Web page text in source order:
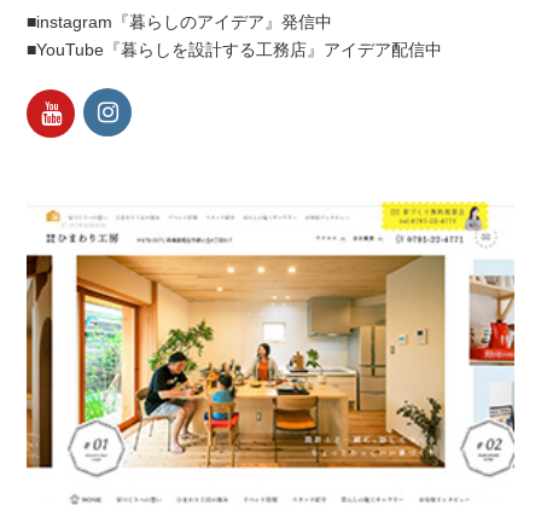
■instagram『暮らしのアイデア』発信中
■YouTube『暮らしを設計する工務店』アイデア配信中